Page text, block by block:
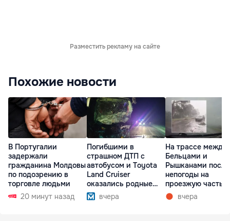
Разместить рекламу на сайте
Похожие новости
В Португалии
задержали
гражданина Молдовы
по подозрению в
торговле людьми
20 минут назад
Погибшими в
страшном ДТП с
автобусом и Toyota
Land Cruiser
оказались родные
братьявчера
На трассе между
Бельцами и
Рышканами после
непогоды на
проезжую часть
упали деревья
вчера